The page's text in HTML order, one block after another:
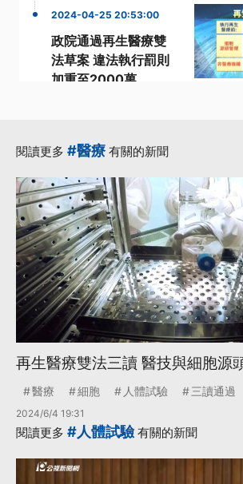
2024-04-25 20:53:00
政院通過再生醫療雙
法草案 違法執行罰則
加重至2000萬
閱讀更多 #醫療 有關的新聞
再生醫療雙法三讀 醫技與細胞源
醫療 細胞 人體試驗 三讀通過
2024/6/4 19:31
閱讀更多 #人體試驗有關的新聞